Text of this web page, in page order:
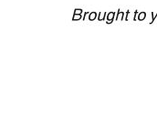
Brought to